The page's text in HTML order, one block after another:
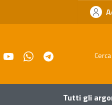
FacebookYouTubeWhatsapp Cerca
Tutti gli